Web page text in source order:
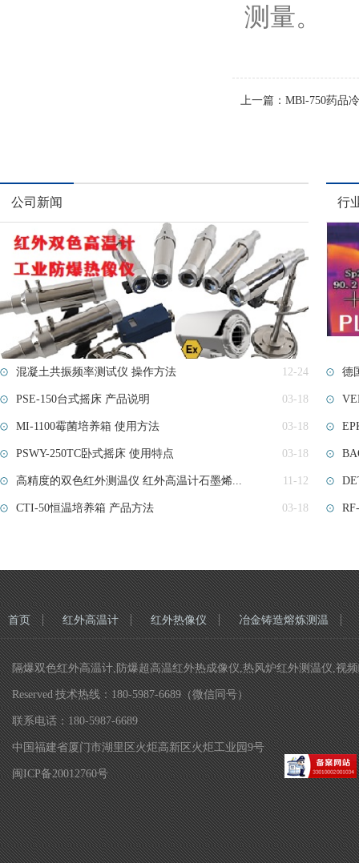
测量。
上一篇： MBl-750药品
公司新闻
混凝土共振频率测试仪 操作方法 12-24
PSE-150台式摇床 产品说明 03-18
MI-1100霉菌培养箱 使用方法 03-18
PSWY-250TC卧式摇床 使用特点 03-18
高精度的双色红外测温仪 红外高温计石墨烯... 11-12
CTI-50恒温培养箱 产品方法 03-18
行
德
首页 红外高温计 红外热像仪 冶金铸造熔炼测温
隔爆双色红外高温计,防爆超高温红外热成像仪,热风炉红外测温仪,视
Reserved 技术热线：180-5987-6689（微信同号）
联系电话：180-5987-6689
中国福建省厦门市湖里区火炬高新区火炬工业园9号
闽ICP备20012760号